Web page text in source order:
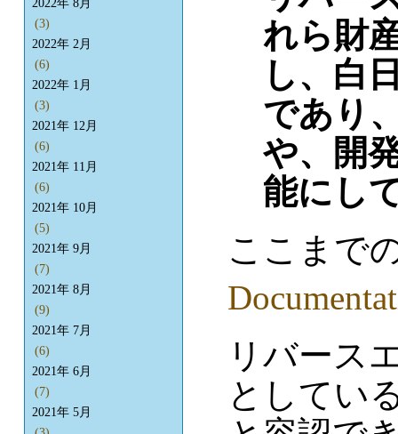
れら財
し、白
であり
や、開
能にし
ここまで
リバース
としてい
2022年 8月
(3)
2022年 2月
(6)
2022年 1月
(3)
2021年 12月
(6)
2021年 11月
(6)
2021年 10月
(5)
2021年 9月
(7)
2021年 8月
(9)
2021年 7月
(6)
2021年 6月
(7)
2021年 5月